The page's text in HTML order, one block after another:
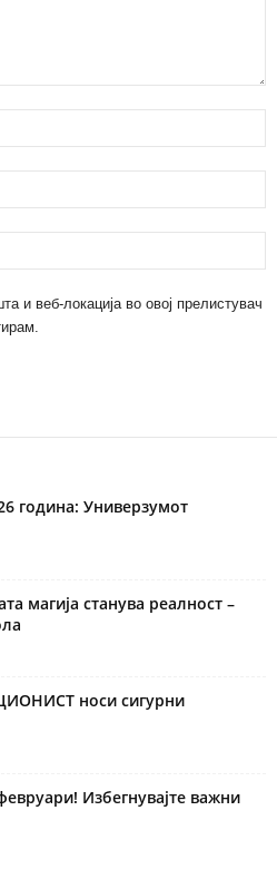
и веб-локација во овој прелистувач
година: Универзумот
магија станува реалност –
носи сигурни
Избегнувајте важни